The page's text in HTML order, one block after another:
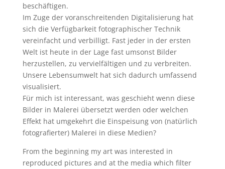
beschäftigen.
Im Zuge der voranschreitenden Digitalisierung hat
sich die Verfügbarkeit fotographischer Technik
vereinfacht und verbilligt. Fast jeder in der ersten
Welt ist heute in der Lage fast umsonst Bilder
herzustellen, zu vervielfältigen und zu verbreiten.
Unsere Lebensumwelt hat sich dadurch umfassend
visualisiert.
Für mich ist interessant, was geschieht wenn diese
Bilder in Malerei übersetzt werden oder welchen
Effekt hat umgekehrt die Einspeisung von (natürlich
fotografierter) Malerei in diese Medien?
From the beginning my art was interested in
reproduced pictures and at the media which filter